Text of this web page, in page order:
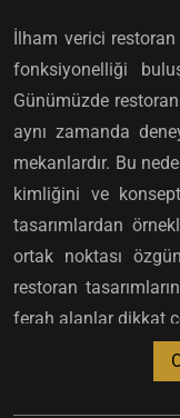
İlham verici
fonksiyonelliği
Günümüzde
aynı zamanda
mekanlardır. Bu
kimliğini ve
tasarımlardan
ortak noktası
restoran
ferah alanlar dikkat